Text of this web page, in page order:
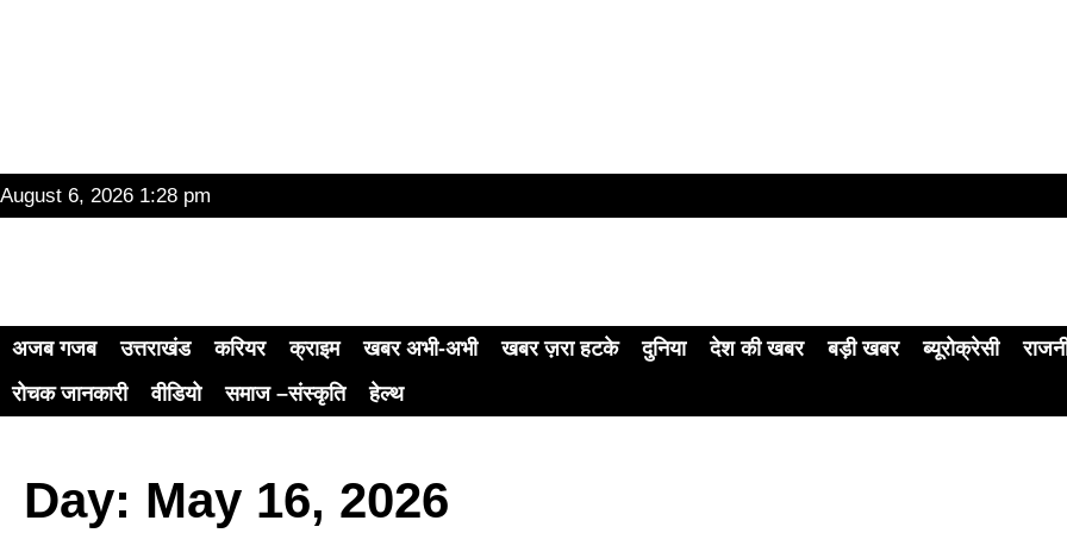
August 6, 2026 1:28 pm
अजब गजब उत्तराखंड करियर क्राइम खबर अभी-अभी खबर ज़रा हटके दुनिया देश की खबर बड़ी खबर ब्यूरोक्रेसी
रोचक जानकारी
वीडियो समाज –संस्कृति हेल्थ
Day: May 16, 2026